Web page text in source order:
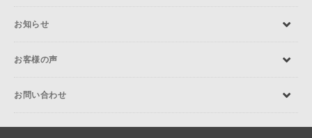
お知らせ
お客様の声
お問い合わせ